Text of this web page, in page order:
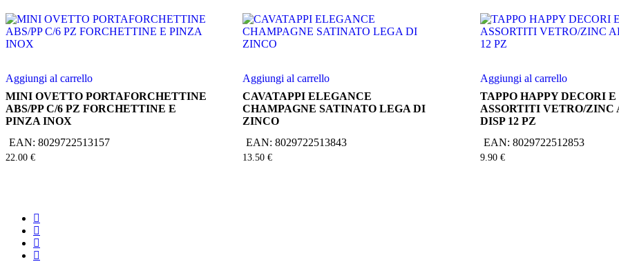
Aggiungi al carrello
MINI OVETTO PORTAFORCHETTINE
ABS/PP C/6 PZ FORCHETTINE E
PINZA INOX
EAN: 8029722513157
22.00 €
Aggiungi al carrello
CAVATAPPI ELEGANCE
CHAMPAGNE SATINATO LEGA DI
ZINCO
EAN:8029722513843
13.50€
Aggiungi al carrello
TAPPO HAPPY DECORI
ASSORTITI VETRO/ZINC
DISP 12 PZ
EAN: 8029722512853
9.90 €
facebook
google-
plus
instagram
whatsapp